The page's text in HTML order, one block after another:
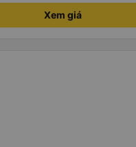
9 tiếng. Tôi hài lòng với
Xem giá